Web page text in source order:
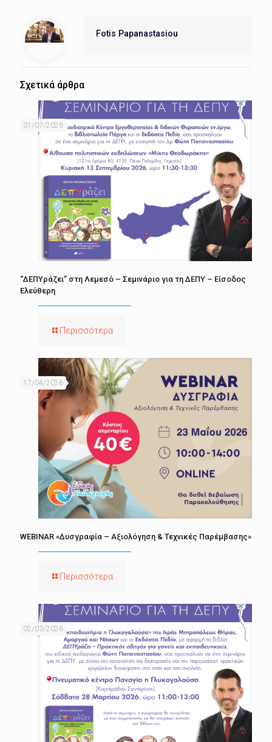
Fotis Papanastasiou
Σχετικά άρθρα
01/07/2026
“ΔΕΠΥράζει” στη Λεμεσό – Σεμινάριο για τη ΔΕΠΥ – Είσοδος
Ελεύθερη
Περισσότερα
17/04/2026
WEBINAR «Δυσγραφία – Αξιολόγηση & Τεχνικές Παρέμβασης»
Περισσότερα
02/03/2026